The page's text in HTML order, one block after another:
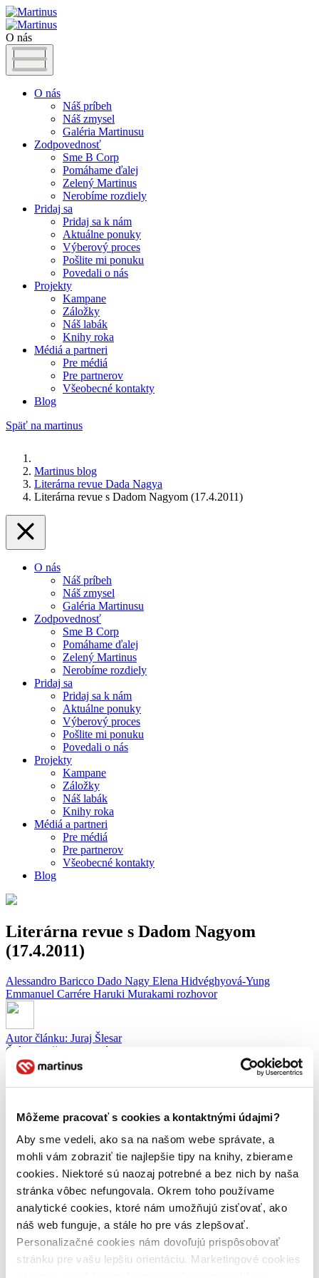
Môžeme pracovať s cookies a kontaktnými údajmi?
Aby sme vedeli, ako sa na našom webe správate, a
mohli vám zobraziť tie najlepšie tipy na knihy, zbierame
cookies. Niektoré sú naozaj potrebné a bez nich by naša
stránka vôbec nefungovala. Okrem toho používame
analytické cookies, ktoré nám umožňujú zisťovať, ako
náš web funguje, a stále ho pre vás zlepšovať.
Personalizačné cookies nám dovoľujú prispôsobovať
stránku pre vašu lepšiu orientáciu. Marketingové cookies
O nás
O nás
Náš príbeh
Náš zmysel
Galéria Martinusu
Zodpovednosť
Sme B Corp
Pomáhame ďalej
Zelený Martinus
Nerobíme rozdiely
Pridaj sa
Pridaj sa k nám
Aktuálne ponuky
Výberový proces
Pošlite mi ponuku
Povedali o nás
Projekty
Kampane
Záložky
Náš labák
Knihy roka
Médiá a partneri
Pre médiá
Pre partnerov
Všeobecné kontakty
Blog
Späť na martinus
Martinus blog
Literárna revue Dada Nagya
Literárna revue s Dadom Nagyom (17.4.2011)
O nás
Náš príbeh
Náš zmysel
Galéria Martinusu
Zodpovednosť
Sme B Corp
Pomáhame ďalej
Zelený Martinus
Nerobíme rozdiely
Pridaj sa
Pridaj sa k nám
Aktuálne ponuky
Výberový proces
Pošlite mi ponuku
Povedali o nás
Projekty
Kampane
Záložky
Náš labák
Knihy roka
Médiá a partneri
Pre médiá
Pre partnerov
Všeobecné kontakty
Blog
Literárna revue s Dadom Nagyom
(17.4.2011)
Alessandro Baricco Dado Nagy Elena Hidvéghyová-Yung
Emmanuel Carrére Haruki Murakami rozhovor
Autor článku: Juraj Šlesar
Článok vyšiel:
18. apríla 2011
Zdieľať článok:
známym slovenským moderátorom, odborníkom na literatúru, ale
hlavne milovníkom dobrých kníh –Dadom Nagyom.
Príjemný dobrý večer, milý priatelia, vitajte pri počúvaní Literárnej
revue rádia Slovensko, dnes na tému voda a more. Čakajú vás v nej
ukážky zo štyroch kníh – ktoré dokumentujú krásu, mohutnosť, ale
aj zničujúcu silu tohto živlu. Najskôr to budeEmmanuel Carrére
Iné životy ako môj
, potom si prečítame ukážku z prvej
časti trilógieKronika vtáčika na kľúčika na záver to bude úryvok
z knihyOceán moreod talianského autoraAlessandra Baricca
Našim dnešným hosťom bude spisovateľkaElena Hidvéghyová-
Dážď slivkových kvetov
sa odohráva v súčasnej Číne.